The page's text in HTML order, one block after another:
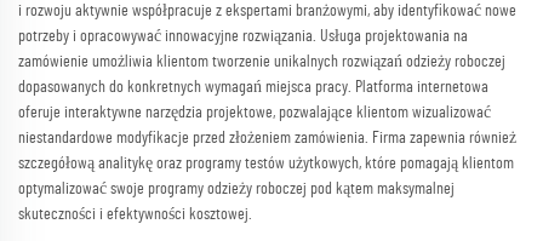
i rozwoju aktywnie współpracuje z ekspertami branżowymi, aby identyfikować nowe
potrzeby i opracowywać innowacyjne rozwiązania. Usługa projektowania na
zamówienie umożliwia klientom tworzenie unikalnych rozwiązań odzieży roboczej
dopasowanych do konkretnych wymagań miejsca pracy. Platforma internetowa
oferuje interaktywne narzędzia projektowe, pozwalające klientom wizualizować
niestandardowe modyfikacje przed złożeniem zamówienia. Firma zapewnia również
szczegółową analitykę oraz programy testów użytkowych, które pomagają klientom
optymalizować swoje programy odzieży roboczej pod kątem maksymalnej
skuteczności i efektywności kosztowej.